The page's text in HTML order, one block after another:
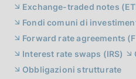
Exchange-traded notes
Fondi comuni di
Forward rate agreements
Interest rate swaps (IRS)
Obbligazioni strutturate